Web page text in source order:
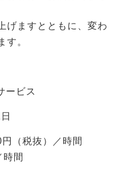
げますとともに、変わ
す。
ービス
（税抜）／時間
間